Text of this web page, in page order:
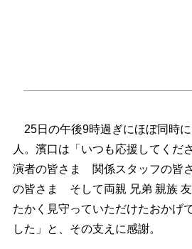
25日の午後9時過ぎにほぼ同時
人。濱口は「いつも応援してく
演者の皆さま 関係スタッフの皆
の皆さま そして両親 兄弟 親族
たかく見守っていただけたおかげ
した」と、その支えに感謝。